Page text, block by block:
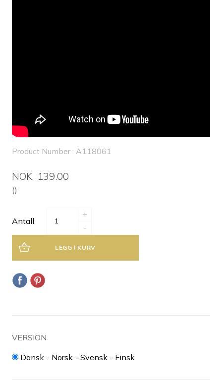
Product Number : A118061
NOK 139.00
()
Antall
+
-
LEGG I KURV
VERSION
Dansk - Norsk - Svensk - Finsk